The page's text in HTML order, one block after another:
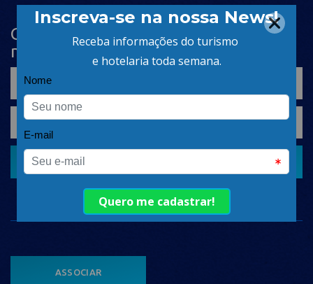
Cadastre-se na newsletter e receba
nosso conteúdo em seu e-mail
ASSOCIAR